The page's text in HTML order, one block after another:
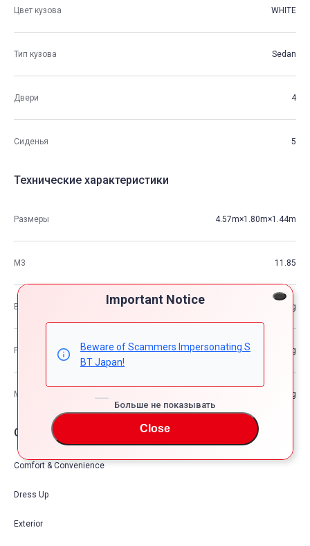
Important Notice
Beware of Scammers Impersonating S
BT Japan!
Больше не показывать
Close
Цвет кузова WHITE
Тип кузова Sedan
Двери 4
Сиденья 5
Технические характеристики
Размеры 4.57m×1.80m×1.44m
М3 11.85
Вес автомобиля —kg
Разрешенная максимальная масса транспортного средства —kg
Максимальная грузоподъемность —kg
Опции автомобия
Comfort & Convenience
Dress Up
Exterior